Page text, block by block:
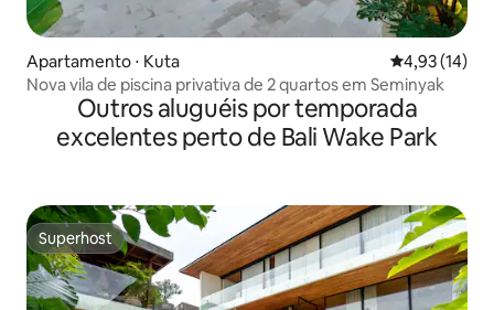
Apartamento ⋅ Kuta 4,93 de uma
4,93 (14)
Nova vila de piscina privativa de 2 quartos em Seminyak
Outros aluguéis por temporada
excelentes perto de Bali Wake Park
Superhost
Superhost